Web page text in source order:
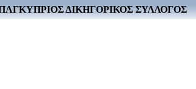
ΔΙΚΗΓΟΡΙΚΟΣ ΣΥΛΛΟΓΟΣ